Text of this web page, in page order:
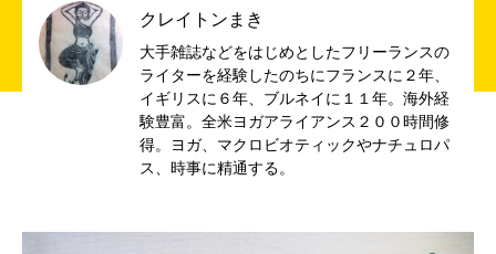
クレイトンまき
大手雑誌などをはじめとしたフリーランスの
ライターを経験したのちにフランスに２年、
イギリスに６年、ブルネイに１１年。海外経
験豊富。全米ヨガアライアンス２００時間修
得。ヨガ、マクロビオティックやナチュロパ
ス、時事に精通する。